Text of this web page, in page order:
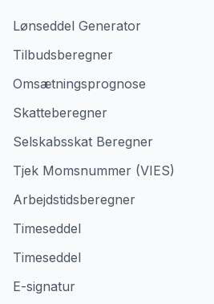
Lønseddel Generator
Tilbudsberegner
Omsætningsprognose
Skatteberegner
Selskabsskat Beregner
Tjek Momsnummer (VIES)
Arbejdstidsberegner
Timeseddel
Timeseddel
E-signatur